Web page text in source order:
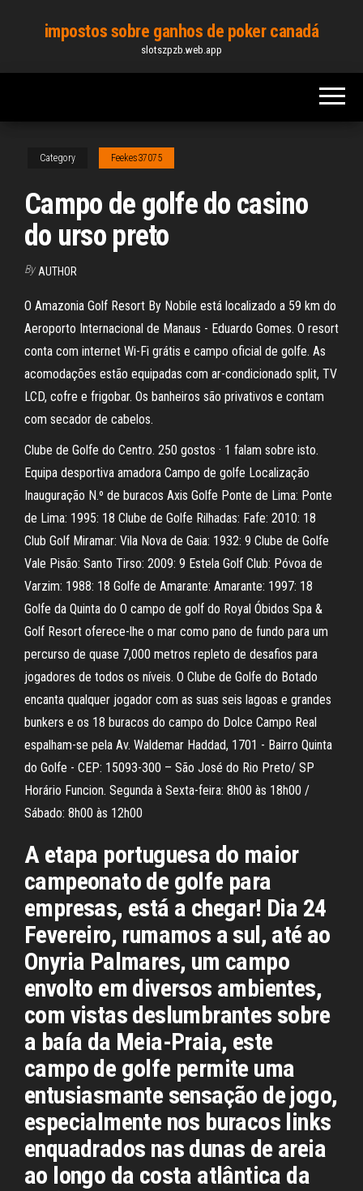
content
impostos sobre ganhos de poker canadá
slotszpzb.web.app
Category Feekes37075
Campo de golfe do casino
do urso preto
By AUTHOR
O Amazonia Golf Resort By Nobile está localizado a 59 km do
Aeroporto Internacional de Manaus - Eduardo Gomes. O resort
conta com internet Wi-Fi grátis e campo oficial de golfe. As
acomodações estão equipadas com ar-condicionado split, TV
LCD, cofre e frigobar. Os banheiros são privativos e contam
com secador de cabelos.
Clube de Golfe do Centro. 250 gostos · 1 falam sobre isto.
Equipa desportiva amadora Campo de golfe Localização
Inauguração N.º de buracos Axis Golfe Ponte de Lima: Ponte
de Lima: 1995: 18 Clube de Golfe Rilhadas: Fafe: 2010: 18
Club Golf Miramar: Vila Nova de Gaia: 1932: 9 Clube de Golfe
Vale Pisão: Santo Tirso: 2009: 9 Estela Golf Club: Póvoa de
Varzim: 1988: 18 Golfe de Amarante: Amarante: 1997: 18
Golfe da Quinta do O campo de golf do Royal Óbidos Spa &
Golf Resort oferece-lhe o mar como pano de fundo para um
percurso de quase 7,000 metros repleto de desafios para
jogadores de todos os níveis. O Clube de Golfe do Botado
encanta qualquer jogador com as suas seis lagoas e grandes
bunkers e os 18 buracos do campo do Dolce Campo Real
espalham-se pela Av. Waldemar Haddad, 1701 - Bairro Quinta
do Golfe - CEP: 15093-300 – São José do Rio Preto/ SP
Horário Funcion. Segunda à Sexta-feira: 8h00 às 18h00 /
Sábado: 8h00 às 12h00
A etapa portuguesa do maior
campeonato de golfe para
empresas, está a chegar! Dia 24
Fevereiro, rumamos a sul, até ao
Onyria Palmares, um campo
envolto em diversos ambientes,
com vistas deslumbrantes sobre
a baía da Meia-Praia, este
campo de golfe permite uma
entusiasmante sensação de jogo,
especialmente nos buracos links
enquadrados nas dunas de areia
ao longo da costa atlântica da